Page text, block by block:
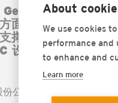
Getzner 专家们
面他们需要对质
撑进行计算，另
设计任务书高振
公司的项目总经理
About
We use cookies
performance and
to enhance and
Learn more